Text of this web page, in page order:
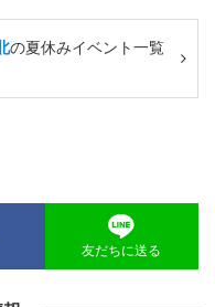
の夏休みイベント一覧
友だちに送る